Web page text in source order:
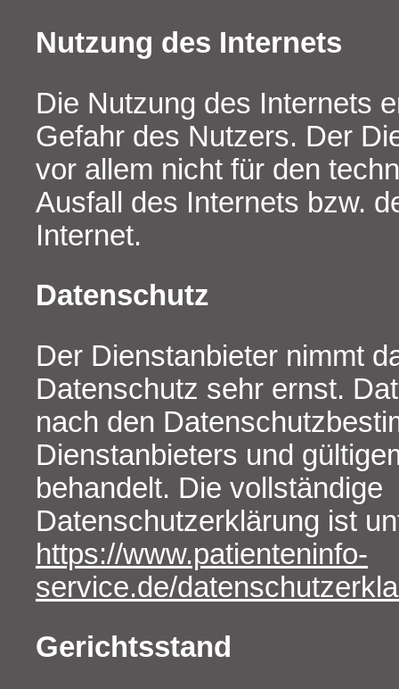
Nutzung des Internets
Die Nutzung des Internets
Gefahr des Nutzers. Der
vor allem nicht für den
Ausfall des Internets bzw.
Internet.
Datenschutz
Der Dienstanbieter nimmt
Datenschutz sehr ernst.
nach den
Dienstanbieters und
behandelt. Die vollständige
Datenschutzerklärung ist
https://www.patienteninfo-
service.de/
Gerichtsstand